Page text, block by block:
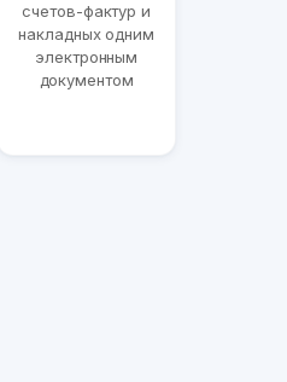
счетов-фактур и
накладных одним
электронным
документом